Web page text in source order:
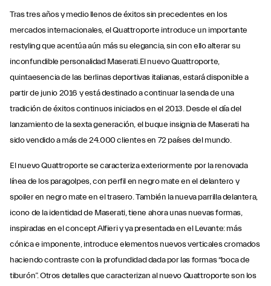
Tras tres años y medio llenos de éxitos sin precedentes en los
mercados internacionales, el Quattroporte introduce un importante
restyling que acentúa aún más su elegancia, sin con ello alterar su
inconfundible personalidad Maserati.El nuevo Quattroporte,
quintaesencia de las berlinas deportivas italianas, estará disponible a
partir de junio 2016 y está destinado a continuar la senda de una
tradición de éxitos continuos iniciados en el 2013. Desde el día del
lanzamiento de la sexta generación, el buque insignia de Maserati ha
sido vendido a más de 24.000 clientes en 72 países del mundo.
El nuevo Quattroporte se caracteriza exteriormente por la renovada
línea de los paragolpes, con perfil en negro mate en el delantero y
spoiler en negro mate en el trasero. También la nueva parrilla delantera,
icono de la identidad de Maserati, tiene ahora unas nuevas formas,
inspiradas en el concept Alfieri y ya presentada en el Levante: más
cónica e imponente, introduce elementos nuevos verticales cromados
haciendo contraste con la profundidad dada por las formas “boca de
tiburón”. Otros detalles que caracterizan al nuevo Quattroporte son los